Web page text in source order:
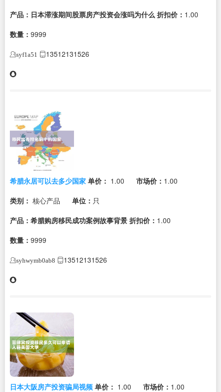
产品：日本滞涨期间股票房产投资会涨吗为什么 折扣价： 1.00
数量： 9999
syf1a51 13512131526
希腊永居可以去多少国家 单价： 1.00 市场价： 1.00
类别： 核心产品 单位： 只
产品：希腊购房移民成功案例故事背景 折扣价： 1.00
数量： 9999
syhwymb0ab8 13512131526
日本大阪房产投资骗局视频 单价： 1.00 市场价： 1.00